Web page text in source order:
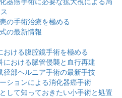
の手術治療を極める
の最新情報
おける腹腔鏡手術を極める
における脈管侵襲と血行再建
径部ヘルニア手術の最新手技
ションによる消化器癌手術
して知っておきたい小手術と処置